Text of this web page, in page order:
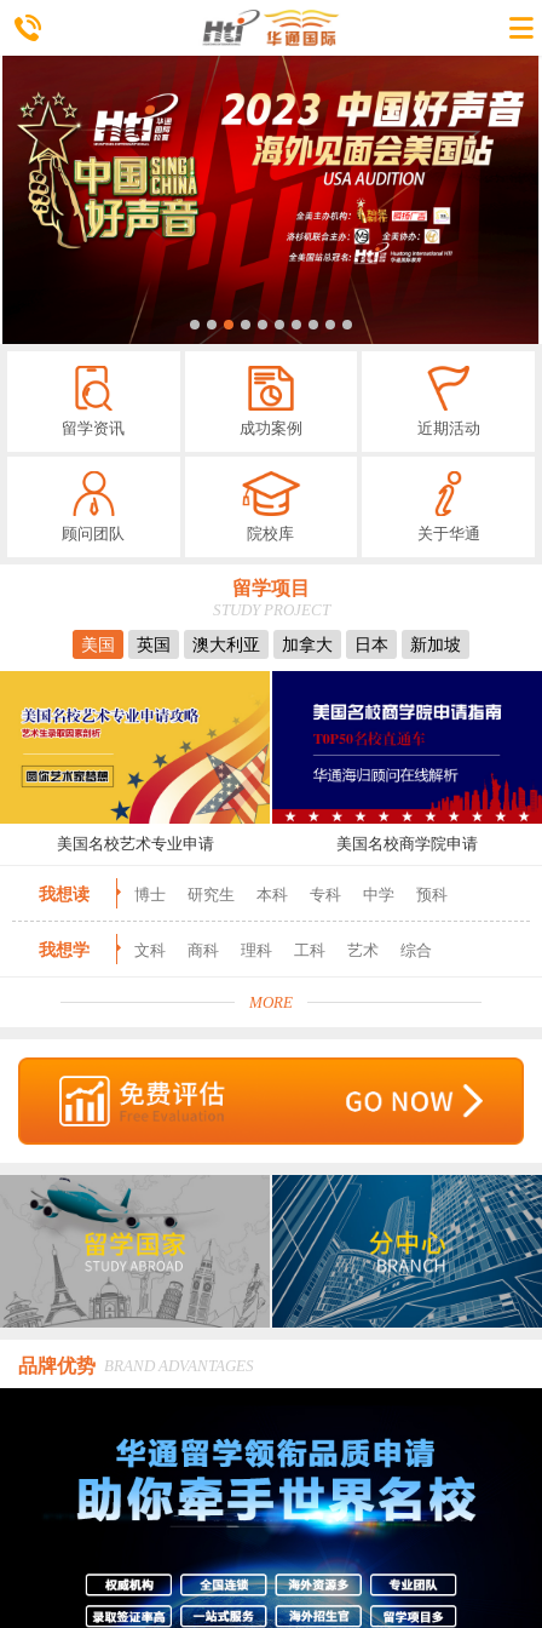
留学资讯 成功案例 近期活动
顾问团队 院校库 关于华通
留学项目
STUDY PROJECT
美国
英国 澳大利亚 加拿大 日本 新加坡
美国名校艺术专业申请 美国名校商学院申请
我想读 博士 研究生 本科 专科 中学 预科
我想学 文科 商科 理科 工科 艺术 综合
MORE
品牌优势 BRAND ADVANTAGES